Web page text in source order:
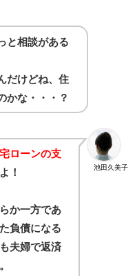
と相談がある
だけどね、住
かな・・・？
池田久美子
ローンの支
！
か一方であ
負債になる
夫婦で返済